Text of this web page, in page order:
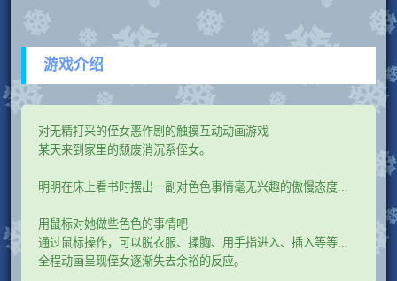
游戏介绍
对无精打采的侄女恶作剧的触摸互动动画游戏
某天来到家里的颓废消沉系侄女。
明明在床上看书时摆出一副对色色事情毫无兴趣的傲慢态度...
用鼠标对她做些色色的事情吧
通过鼠标操作，可以脱衣服、揉胸、用手指进入、插入等等...
全程动画呈现侄女逐渐失去余裕的反应。